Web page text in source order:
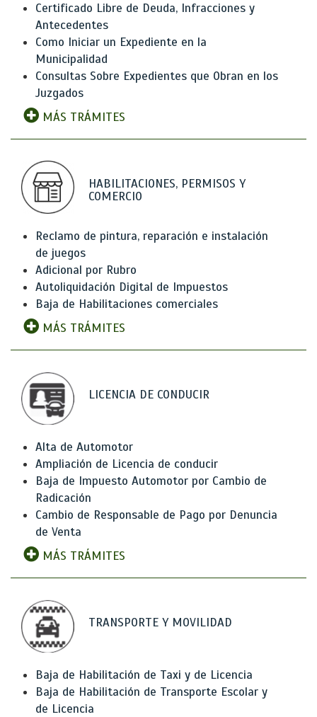
Certificado Libre de Deuda, Infracciones y
Antecedentes
Como Iniciar un Expediente en la
Municipalidad
Consultas Sobre Expedientes que Obran en los
Juzgados
MÁS TRÁMITES
HABILITACIONES, PERMISOS Y
COMERCIO
Reclamo de pintura, reparación e instalación
de juegos
Adicional por Rubro
Autoliquidación Digital de Impuestos
Baja de Habilitaciones comerciales
MÁS TRÁMITES
LICENCIA DE CONDUCIR
Alta de Automotor
Ampliación de Licencia de conducir
Baja de Impuesto Automotor por Cambio de
Radicación
Cambio de Responsable de Pago por Denuncia
de Venta
MÁS TRÁMITES
TRANSPORTE Y MOVILIDAD
Baja de Habilitación de Taxi y de Licencia
Baja de Habilitación de Transporte Escolar y
de Licencia